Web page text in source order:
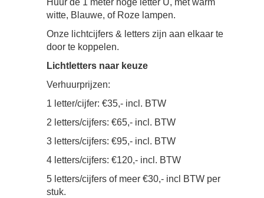
Huur de 1 meter hoge letter U, met warm
witte, Blauwe, of Roze lampen.
Onze lichtcijfers & letters zijn aan elkaar te
door te koppelen.
Lichtletters naar keuze
Verhuurprijzen:
1 letter/cijfer: €35,- incl. BTW
2 letters/cijfers: €65,- incl. BTW
3 letters/cijfers: €95,- incl. BTW
4 letters/cijfers: €120,- incl. BTW
5 letters/cijfers of meer €30,- incl BTW per
stuk.